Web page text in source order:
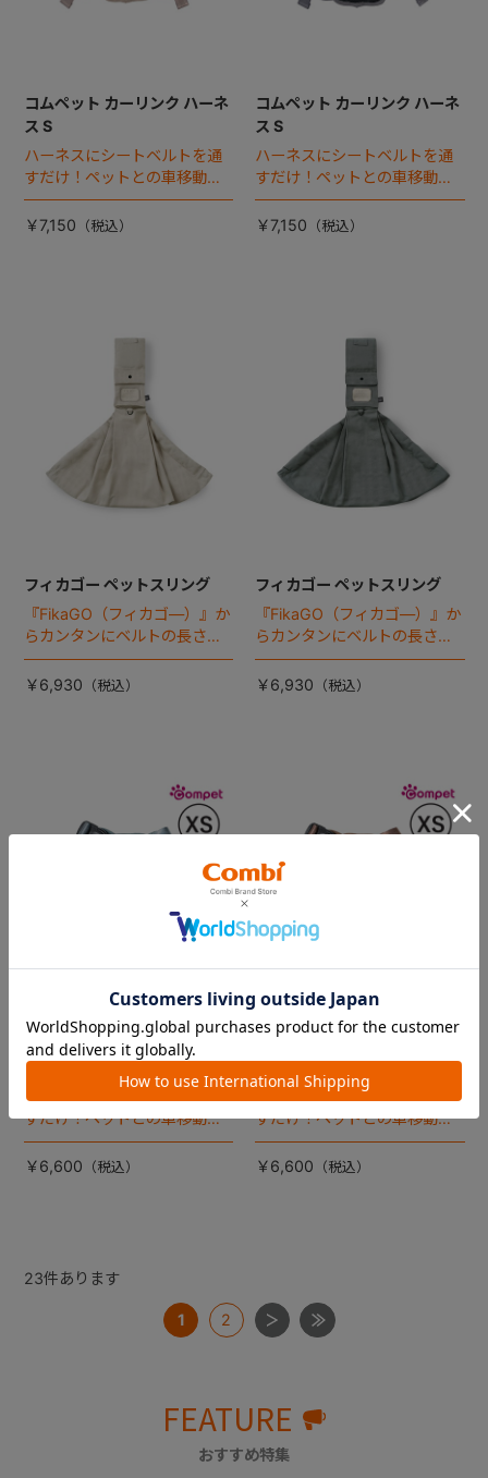
コムペット カーリンク ハーネ
ス S
ハーネスにシートベルトを通
すだけ！ペットとの車移動を
カンタン・快適にする『カー
リンクハーネス』 登場。
￥7,150
コムペット カーリンク ハーネ
ス S
ハーネスにシートベルトを通
すだけ！ペットとの車移動を
カンタン・快適にする『カー
リンクハーネス』 登場。
￥7,150
フィカゴー ペットスリング
『FikaGO（フィカゴ―）』か
らカンタンにベルトの長さ調
節ができるペット用スリング
登場！
￥6,930
フィカゴー ペットスリング
『FikaGO（フィカゴ―）』か
らカンタンにベルトの長さ調
節ができるペット用スリング
登場！
￥6,930
コムペット カーリンク ハーネ
ス XS
ハーネスにシートベルトを通
すだけ！ペットとの車移動を
カンタン・快適にする『カー
リンクハーネス』 登場。
￥6,600
ス XS
ハーネスにシートベルトを通
すだけ！ペットとの車移動を
カンタン・快適にする『カー
リンクハーネス』 登場。
￥6,600
23件あります
1 2
FEATURE
おすすめ特集